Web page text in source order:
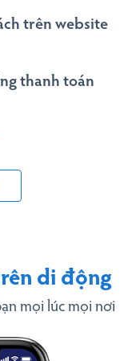
trên website
thanh toán
di động
mọi lúc mọi nơi